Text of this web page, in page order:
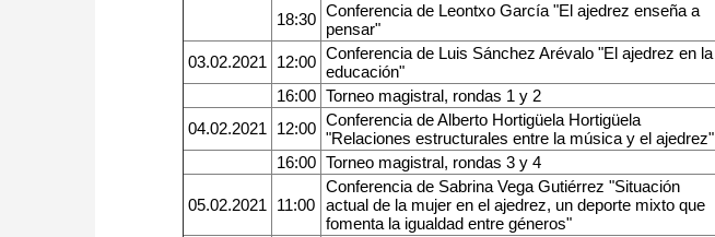
18:30 Conferencia de Leontxo García "El ajedrez enseña a
pensar"
03.02.2021
12:00 Conferencia de Luis Sánchez Arévalo "El ajedrez en la
educación"
16:00 Torneo magistral, rondas 1 y 2
04.02.2021
12:00 Conferencia de Alberto Hortigüela Hortigüela
"Relaciones estructurales entre la música y el ajedrez"
16:00 Torneo magistral, rondas 3 y 4
05.02.2021 11:00
Conferencia de Sabrina Vega Gutiérrez "Situación
actual de la mujer en el ajedrez, un deporte mixto que
fomenta la igualdad entre géneros"